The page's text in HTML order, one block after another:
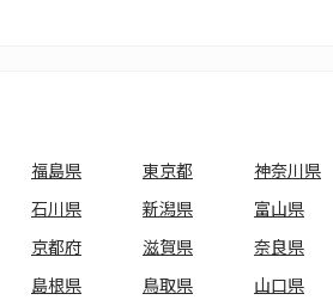
福島県 東京都 神奈川県
石川県 新潟県 富山県
京都府 滋賀県 奈良県
島根県 鳥取県 山口県